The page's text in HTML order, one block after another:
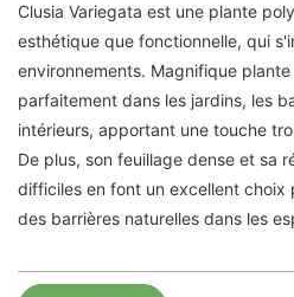
Clusia Variegata est une plante
esthétique que fonctionnelle, qui
environnements. Magnifique
parfaitement dans les jardins, les
intérieurs, apportant une touche
De plus, son feuillage dense et sa
difficiles en font un excellent choix
des barrières naturelles dans les